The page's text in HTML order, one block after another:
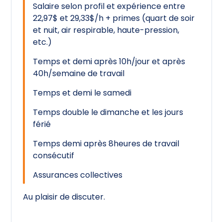
Salaire selon profil et expérience entre
22,97$ et 29,33$/h + primes (quart de soir
et nuit, air respirable, haute-pression,
etc.)
Temps et demi après 10h/jour et après
40h/semaine de travail
Temps et demi le samedi
Temps double le dimanche et les jours
férié
Temps demi après 8heures de travail
consécutif
Assurances collectives
Au plaisir de discuter.